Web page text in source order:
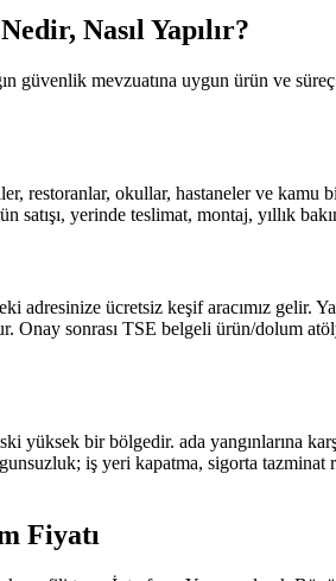
Nasıl Yapılır?
güvenlik mevzuatına uygun ürün ve
restoranlar, okullar, hastaneler ve
satışı, yerinde teslimat, montaj, yıllık
ücretsiz keşif aracımız gelir.
sonrası TSE belgeli ürün/dolum
yüksek bir bölgedir. ada yangınlarına
iş yeri kapatma, sigorta
Fiyatı